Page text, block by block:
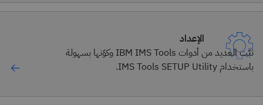
الإعداد
ثبّت العديد من أدوات IBM IMS Tools وكوّنها بسهولة
باستخدام IMS Tools SETUP Utility.